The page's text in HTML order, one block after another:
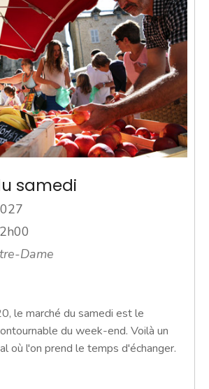
samedi
Dame
le marché du samedi est le
du week-end. Voilà un
où l'on prend le temps d'échanger.